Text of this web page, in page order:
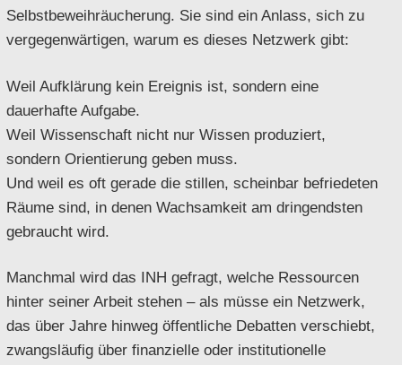
Selbstbeweihräucherung. Sie sind ein Anlass, sich zu
vergegenwärtigen, warum es dieses Netzwerk gibt:
Weil Aufklärung kein Ereignis ist, sondern eine
dauerhafte Aufgabe.
Weil Wissenschaft nicht nur Wissen produziert,
sondern Orientierung geben muss.
Und weil es oft gerade die stillen, scheinbar befriedeten
Räume sind, in denen Wachsamkeit am dringendsten
gebraucht wird.
Manchmal wird das INH gefragt, welche Ressourcen
hinter seiner Arbeit stehen – als müsse ein Netzwerk,
das über Jahre hinweg öffentliche Debatten verschiebt,
zwangsläufig über finanzielle oder institutionelle